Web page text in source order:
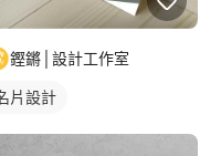
鏗鏘│設計工作室
片設計